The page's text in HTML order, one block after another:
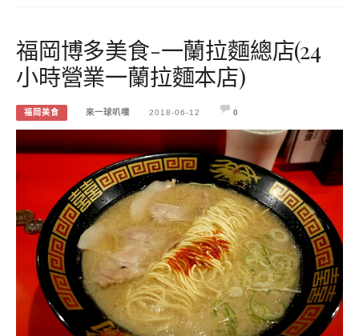
福岡博多美食-一蘭拉麵總店(24
小時營業一蘭拉麵本店)
福岡美食 來一球叭噗 2018-06-12 0